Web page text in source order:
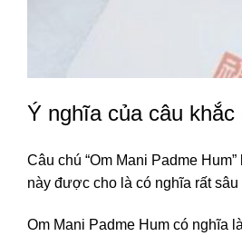
Ý nghĩa của câu khắc
Câu chú “Om Mani Padme
này được cho là có nghĩa rất
Om Mani Padme Hum có nghĩa